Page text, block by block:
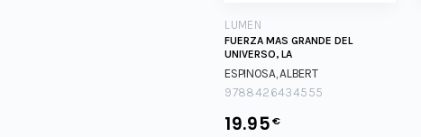
LUMEN
FUERZA MAS GRANDE DEL
UNIVERSO, LA
ESPINOSA, ALBERT
9788426434555
19.95€